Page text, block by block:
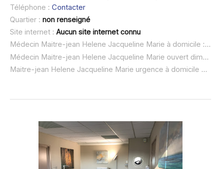
Téléphone : Contacter
Quartier : non renseigné
Site internet : Aucun site internet connu
Médecin Maitre-jean Helene Jacqueline Marie à domicile :
Médecin Maitre-jean Helene Jacqueline Marie ouvert dimanche :
Maitre-jean Helene Jacqueline Marie urgence à domicile ou SOS médecin :